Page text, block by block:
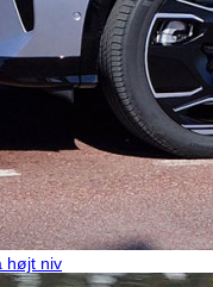
højt niv